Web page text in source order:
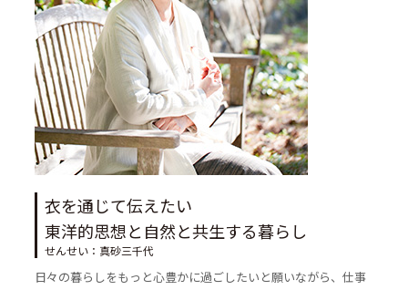
衣を通じて伝えたい
東洋的思想と自然と共生する暮らし
せんせい：真砂三千代
日々の暮らしをもっと心豊かに過ごしたいと願いながら、仕事